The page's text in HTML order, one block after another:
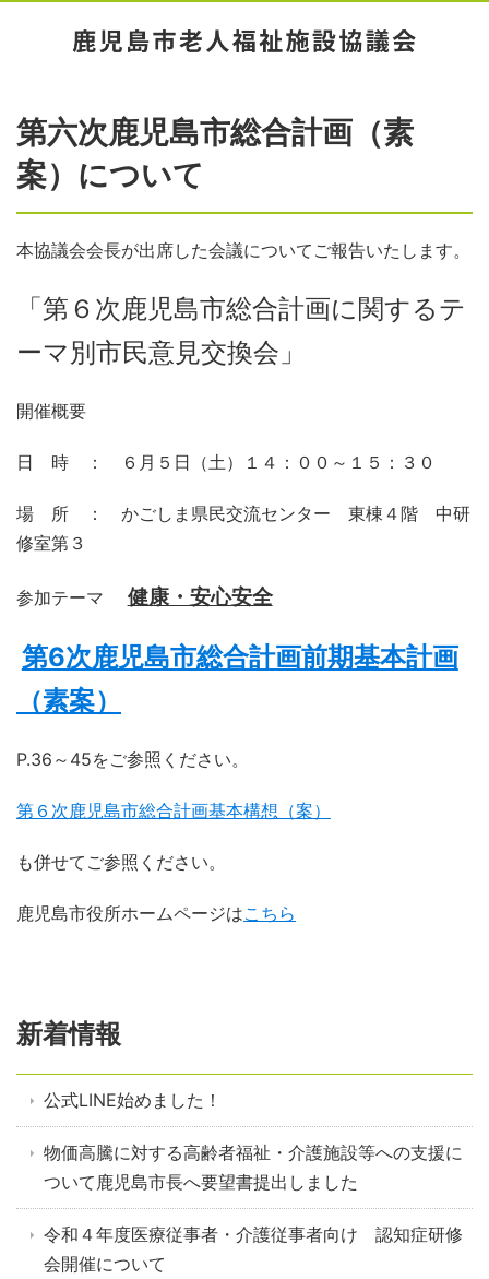
第六次鹿児島市総合計画（素
案）について
本協議会会長が出席した会議についてご報告いたします。
「第６次鹿児島市総合計画に関するテ
ーマ別市民意見交換会」
開催概要
日 時 ： ６月５日（土）１４：００～１５：３０
場 所 ： かごしま県民交流センター 東棟４階 中研
修室第３
参加テーマ 健康・安心安全
第6次鹿児島市総合計画前期基本計画
（素案）
P.36～45をご参照ください。
第６次鹿児島市総合計画基本構想（案）
も併せてご参照ください。
鹿児島市役所ホームページはこちら
新着情報
公式LINE始めました！
物価高騰に対する高齢者福祉・介護施設等への支援に
ついて鹿児島市長へ要望書提出しました
令和４年度医療従事者・介護従事者向け 認知症研修
会開催について